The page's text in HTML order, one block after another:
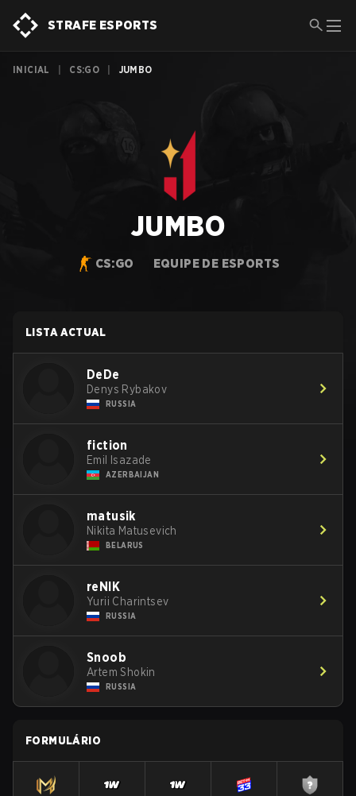
STRAFE ESPORTS
INICIAL CS:GO JUMBO
JUMBO
CS:GO EQUIPE DE ESPORTS
LISTA ACTUAL
DeDe
Denys Rybakov
RUSSIA
fiction
Emil Isazade
AZERBAIJAN
matusik
Nikita Matusevich
BELARUS
reNIK
Yurii Charintsev
RUSSIA
Snoob
Artem Shokin
RUSSIA
FORMULÁRIO